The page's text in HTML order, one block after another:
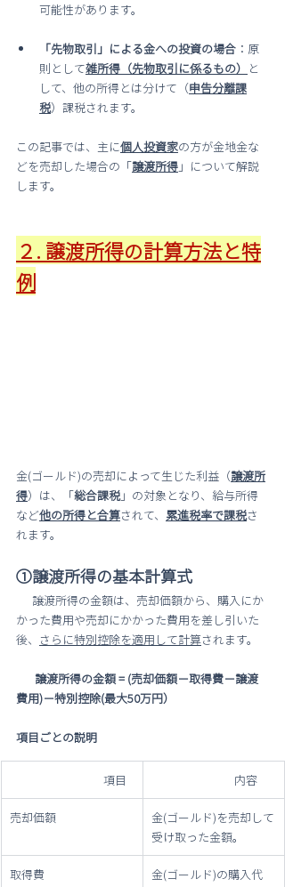
可能性があります。
「先物取引」による金への投資の場合 ：原
則として雑所得（先物取引に係るもの） と
して、他の所得とは分けて（申告分離課
税）課税されます。
この記事では、主に個人投資家の方が金地金な
どを売却した場合の「譲渡所得 」について解説
します。
２. 譲渡所得の計算方法と特
例
金(ゴールド)の売却によって生じた利益（譲渡所
得）は、「総合課税」の対象となり、給与所得
など他の所得と合算されて、 累進税率で課税さ
れます。
①譲渡所得の基本計算式
かった費用や売却にかかった費用を差し引いた
後、
さらに特別控除を適用して計算されます。
譲渡所得の金額 = (売却価額－取得費－譲渡
費用)－特別控除(最大50万円）
項目ごとの説明
                                   項目
                               内容
売却価額
金(ゴールド)を売却して
受け取った金額。
取得費
金(ゴールド)の購入代